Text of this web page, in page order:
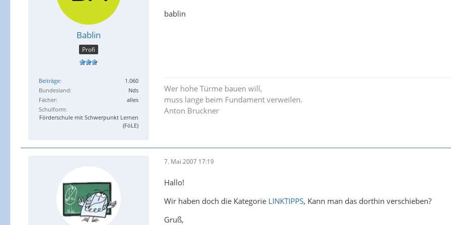
Bablin
Profi
Beiträge
1.060
Bundesland
Nds
Fächer
alles
Schulform
Förderschule mit Schwerpunkt Lernen
(FöLE)
bablin
Wer hohe Türme bauen will,
muss lange beim Fundament verweilen.
Anton Bruckner
7. Mai 2007 17:19
Hallo!
Wir haben doch die Kategorie LINKTIPPS, Kann man das dorthin verschieben?
Gruß,